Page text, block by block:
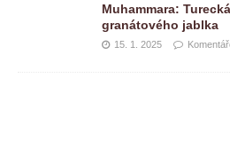
Muhammara:
granátového jablka
15. 1. 2025